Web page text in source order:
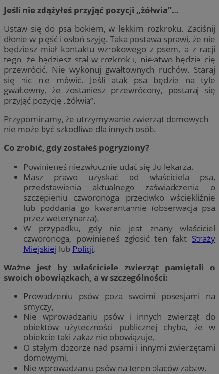
Jeśli nie zdążyłeś przyjąć pozycji „żółwia”…
Ustaw się do psa bokiem, w lekkim rozkroku. Zaciśnij
dłonie w pięść i osłoń szyję. Taka postawa sprawi, że nie
będziesz miał kontaktu wzrokowego z psem, a z racji
tego, że będziesz stał w rozkroku, niełatwo będzie cię
przewrócić. Nie wykonuj gwałtownych ruchów. Staraj
się nic nie mówić. Jeśli atak psa będzie na tyle
gwałtowny, że zostaniesz przewrócony, postaraj się
przyjąć pozycję „żółwia”.
Przypominamy, że utrzymywanie zwierząt domowych
nie może być szkodliwe dla innych osób.
Co zrobić, gdy zostałeś pogryziony?
Powinieneś niezwłocznie udać się do lekarza.
Masz prawo uzyskać od właściciela psa,
przedstawienia aktualnego zaświadczenia o
szczepieniu czworonoga przeciwko wściekliźnie
lub poddania go kwarantannie (obserwacja psa
przez weterynarza).
W przypadku, gdy nie jest znany właściciel
czworonoga, powinieneś zgłosić ten fakt Straży
Miejskiej lub Policji.
Ważne jest by właściciele zwierząt pamiętali o
swoich obowiązkach, a w szczególności:
Prowadzeniu psów poza swoimi posesjami na
smyczy,
Nie wprowadzaniu psów i innych zwierząt do
obiektów użyteczności publicznej chyba, że w
obiekcie taki zakaz nie obowiązuje,
O stałym dozorze nad psami i innymi zwierzętami
domowymi,
Nie wprowadzaniu psów na teren placów zabaw.